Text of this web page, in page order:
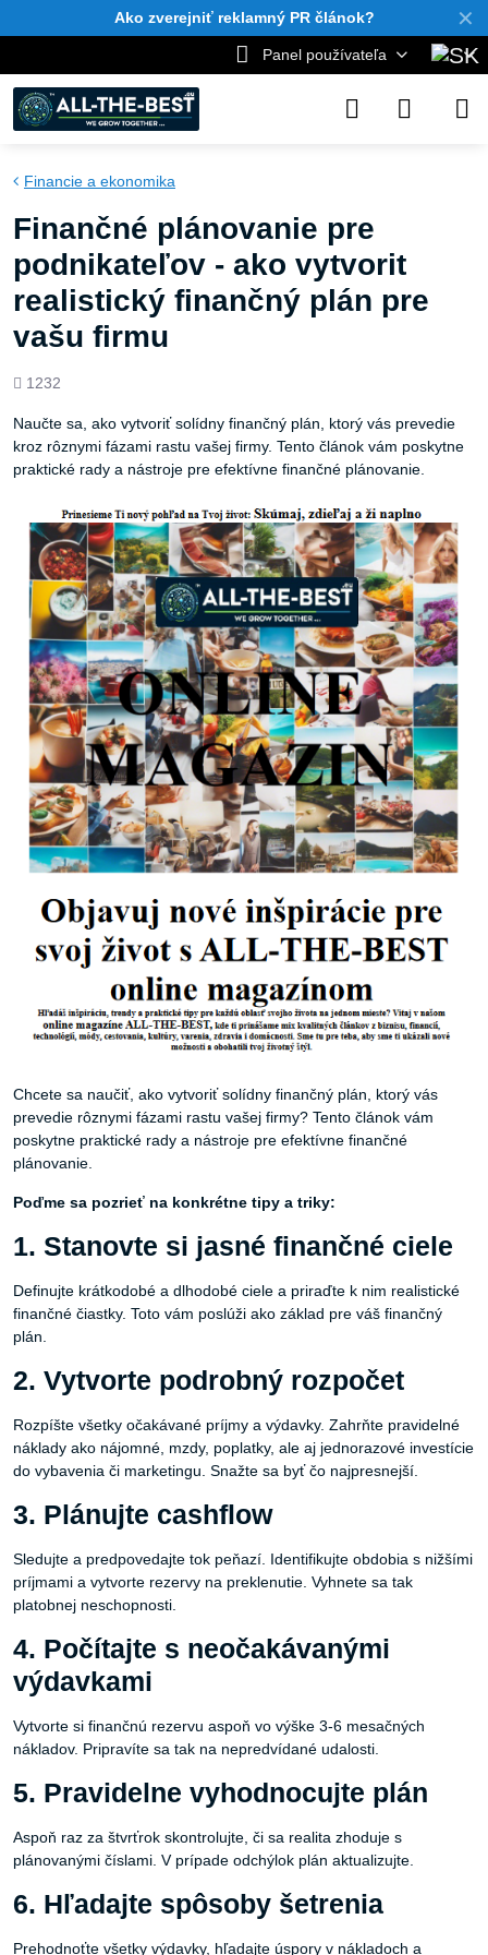
✕
Ako zverejniť reklamný PR článok?
Panel používateľa
Financie a ekonomika
Finančné plánovanie pre
podnikateľov - ako vytvorit
realistický finančný plán pre
vašu firmu
Počet
1232
Naučte sa, ako vytvoriť solídny finančný plán, ktorý vás prevedie
kroz rôznymi fázami rastu vašej firmy. Tento článok vám poskytne
praktické rady a nástroje pre efektívne finančné plánovanie.
Chcete sa naučiť, ako vytvoriť solídny finančný plán, ktorý vás
prevedie rôznymi fázami rastu vašej firmy? Tento článok vám
poskytne praktické rady a nástroje pre efektívne finančné
plánovanie.
Poďme sa pozrieť na konkrétne tipy a triky:
1. Stanovte si jasné finančné ciele
Definujte krátkodobé a dlhodobé ciele a priraďte k nim realistické
finančné čiastky. Toto vám poslúži ako základ pre váš finančný
plán.
2. Vytvorte podrobný rozpočet
Rozpíšte všetky očakávané príjmy a výdavky. Zahrňte pravidelné
náklady ako nájomné, mzdy, poplatky, ale aj jednorazové investície
do vybavenia či marketingu. Snažte sa byť čo najpresnejší.
3. Plánujte cashflow
Sledujte a predpovedajte tok peňazí. Identifikujte obdobia s nižšími
príjmami a vytvorte rezervy na preklenutie. Vyhnete sa tak
platobnej neschopnosti.
4. Počítajte s neočakávanými
výdavkami
Vytvorte si finančnú rezervu aspoň vo výške 3-6 mesačných
nákladov. Pripravíte sa tak na nepredvídané udalosti.
5. Pravidelne vyhodnocujte plán
Aspoň raz za štvrťrok skontrolujte, či sa realita zhoduje s
plánovanými číslami. V prípade odchýlok plán aktualizujte.
6. Hľadajte spôsoby šetrenia
Prehodnoťte všetky výdavky, hľadajte úspory v nákladoch a